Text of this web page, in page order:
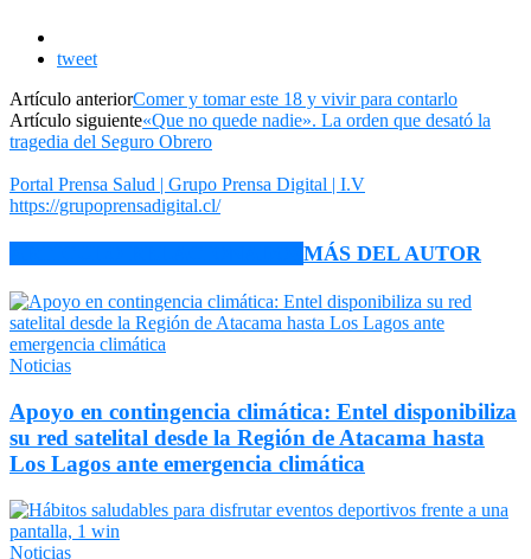
tweet
Artículo anteriorComer y tomar este 18 y vivir para contarlo
Artículo siguiente«Que no quede nadie». La orden que desató la
tragedia del Seguro Obrero
Portal Prensa Salud | Grupo Prensa Digital | I.V
https://grupoprensadigital.cl/
MÁS DEL AUTOR
Noticias
Apoyo en contingencia climática: Entel disponibiliza
su red satelital desde la Región de Atacama hasta
Los Lagos ante emergencia climática
Noticias